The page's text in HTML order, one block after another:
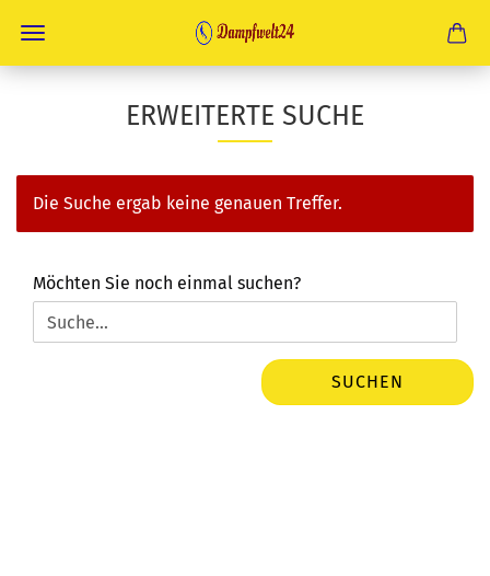
ERWEITERTE SUCHE
Die Suche ergab keine genauen Treffer.
MÖCHTEN
SIE
NOCH
Möchten Sie noch einmal suchen?
SUCHEN